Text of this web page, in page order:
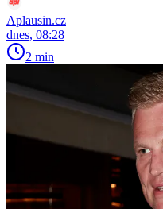
Aplausin.cz
dnes, 08:28
2 min